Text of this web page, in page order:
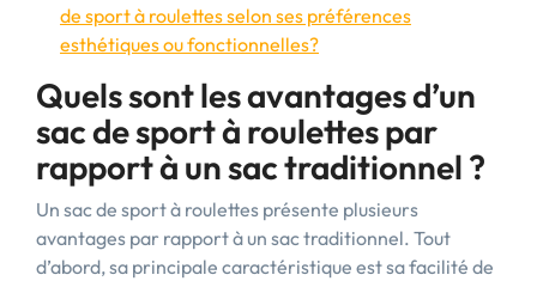
de sport à roulettes selon ses préférences
esthétiques ou fonctionnelles?
Quels sont les avantages d’un
sac de sport à roulettes par
rapport à un sac traditionnel ?
Un sac de sport à roulettes présente plusieurs
avantages par rapport à un sac traditionnel. Tout
d’abord, sa principale caractéristique est sa facilité de